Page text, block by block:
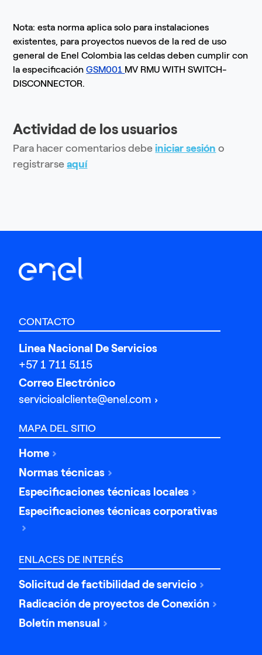
Nota: esta norma aplica solo para instalaciones
existentes, para proyectos nuevos de la red de uso
general de Enel Colombia las celdas deben cumplir con
la especificaciónGSM001 MV RMU WITH SWITCH-
DISCONNECTOR.
Actividad de los usuarios
Para hacer comentarios debeiniciar sesión o
registrarseaquí
CONTACTO
+57 1 711 5115
Linea Nacional De Servicios
servicioalcliente@enel.com
Correo Electrónico
MAPA DEL SITIO
Home
Normas técnicas
Especificaciones técnicas locales
Especificaciones técnicas corporativas
ENLACES DE INTERÉS
Solicitud de factibilidad de servicio
Radicación de proyectos de Conexión
Boletín mensual